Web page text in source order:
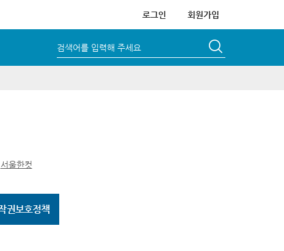
로그인 회원가입
검색어를 입력해 주세요
서울한컷
권보호정책